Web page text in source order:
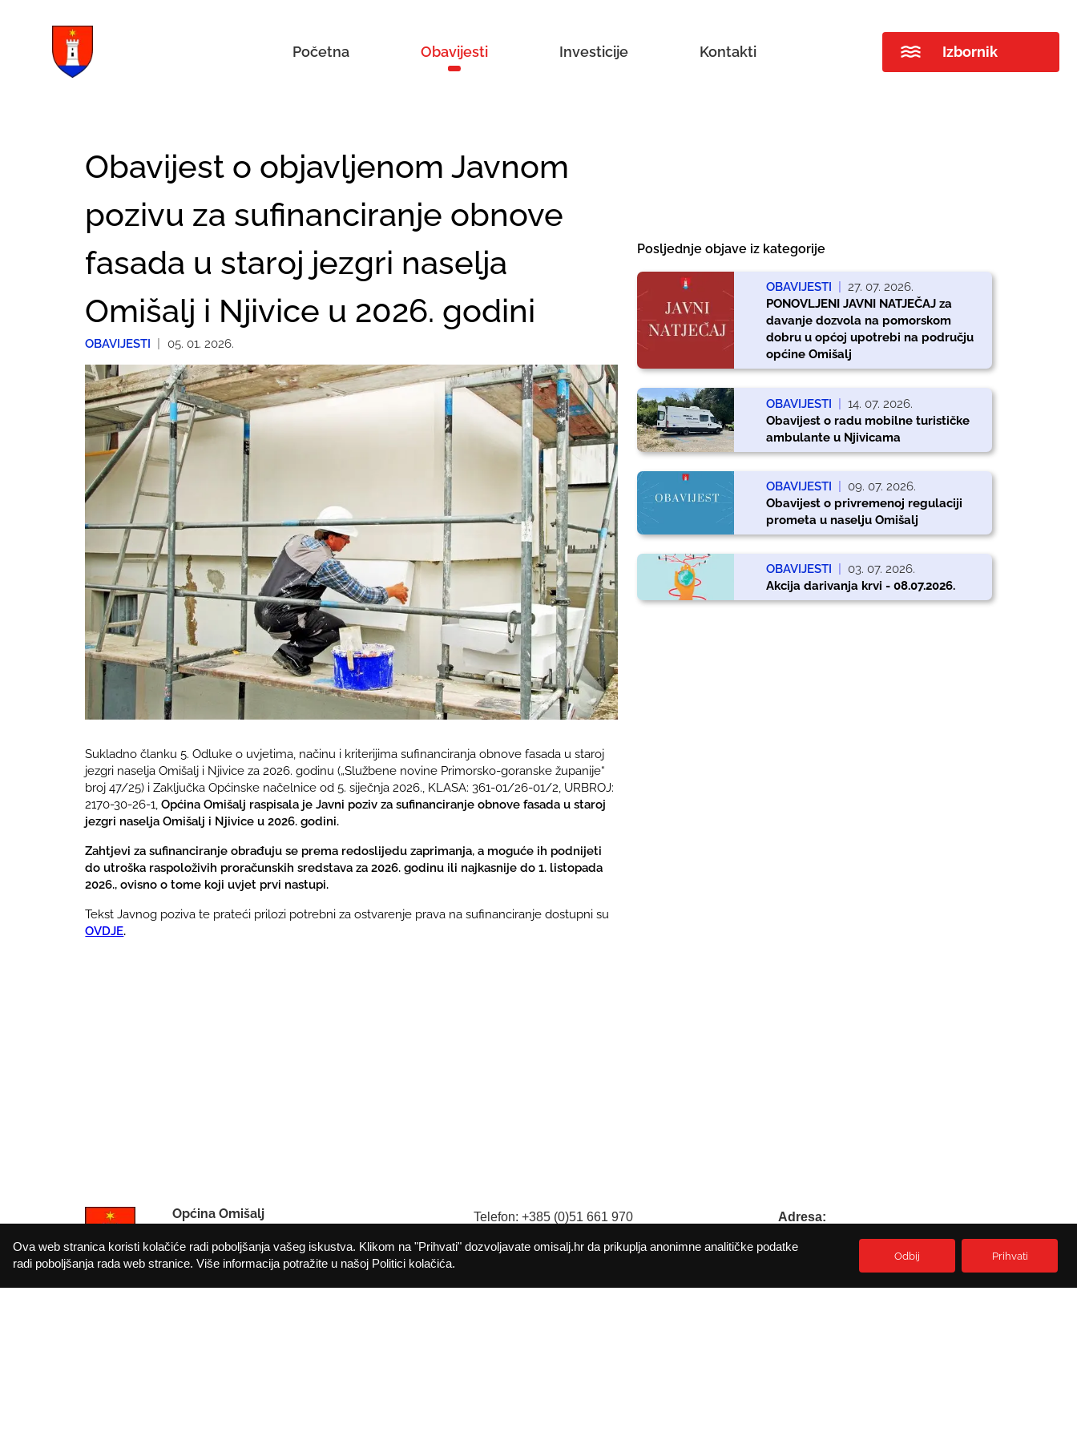
Početna Obavijesti Investicije Kontakti Izbornik
Obavijest o objavljenom Javnom
pozivu za sufinanciranje obnove
fasada u staroj jezgri naselja
Omišalj i Njivice u 2026. godini
OBAVIJESTI 05. 01. 2026.
Sukladno članku 5. Odluke o uvjetima, načinu i kriterijima sufinanciranja obnove fasada u staroj
jezgri naselja Omišalj i Njivice za 2026. godinu („Službene novine Primorsko-goranske županije“
broj 47/25) i Zaključka Općinske načelnice od 5. siječnja 2026., KLASA: 361-01/26-01/2, URBROJ:
2170-30-26-1,Općina Omišalj raspisala je Javni poziv za sufinanciranje obnove fasada u staroj
jezgri naselja Omišalj i Njivice u 2026. godini.
Zahtjevi za sufinanciranje obrađuju se prema redoslijedu zaprimanja, a moguće ih podnijeti
do utroška raspoloživih proračunskih sredstava za 2026. godinu ili najkasnije do 1. listopada
2026., ovisno o tome koji uvjet prvi nastupi.
Tekst Javnog poziva te prateći prilozi potrebni za ostvarenje prava na sufinanciranje dostupni su
OVDJE.
Posljednje objave iz kategorije
OBAVIJESTI
27. 07. 2026.
PONOVLJENI JAVNI NATJEČAJ za
davanje dozvola na pomorskom
dobru u općoj upotrebi na području
općine Omišalj
OBAVIJESTI
14. 07. 2026.
Obavijest o radu mobilne turističke
ambulante u Njivicama
OBAVIJESTI
09. 07. 2026.
Obavijest o privremenoj regulaciji
prometa u naselju Omišalj
OBAVIJESTI
03. 07. 2026.
Akcija darivanja krvi - 08.07.2026.
Općina Omišalj
OIB: 72908368249
Telefon: +385 (0)51 661 970
E-mail:opcina@omisalj.hr
Adresa:
HR-51513 Omisalj
Ova web stranica koristi kolačiće radi poboljšanja vašeg iskustva. Klikom na "Prihvati" dozvoljavate omisalj.hr da prikuplja anonimne analitičke podatke
radi poboljšanja rada web stranice. Više informacija potražite u našoj Politici kolačića.
Odbij Prihvati